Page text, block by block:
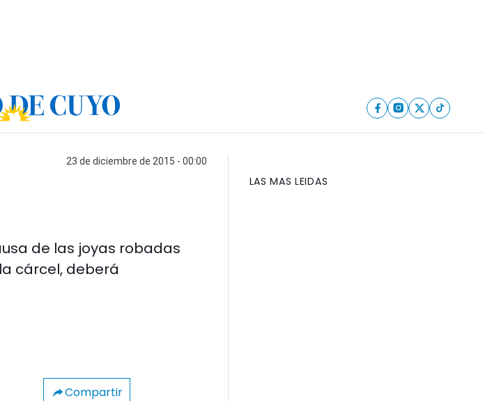
23 de diciembre de 2015 - 00:00
de las joyas robadas
cárcel, deberá
Compartir
LAS MAS LEIDAS